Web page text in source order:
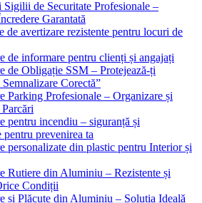
Sigilii de Securitate Profesionale –
Garantată
de avertizare rezistente pentru locuri de
de informare pentru clienți și angajați
de Obligație SSM – Protejează-ți
Corectă”
Parking Profesionale – Organizare și
pentru incendiu – siguranță și
prevenirea ta
personalizate din plastic pentru Interior și
Rutiere din Aluminiu – Rezistente și
Condiții
și Plăcuțe din Aluminiu – Soluția Ideală